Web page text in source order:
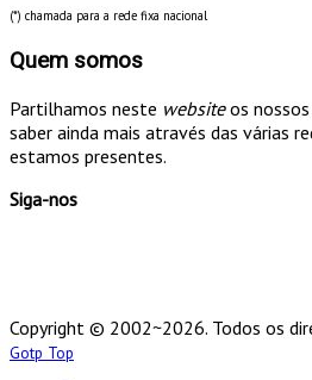
(*) chamada para a rede fixa nacional
Quem somos
Partilhamos neste websiteos nossos
saber ainda mais através das várias
estamos presentes.
Siga-nos
Copyright © 2002~2026. Todos os
Gotp Top